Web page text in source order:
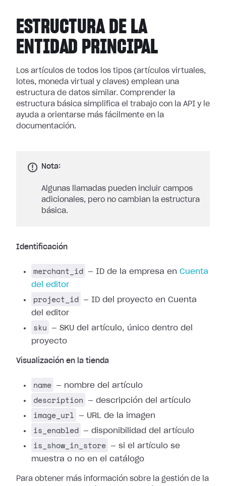
ESTRUCTURA DE LA
ENTIDAD PRINCIPAL
Los artículos de todos los tipos (artículos virtuales,
lotes, moneda virtual y claves) emplean una
estructura de datos similar. Comprender la
estructura básica simplifica el trabajo con la API y le
ayuda a orientarse más fácilmente en la
documentación.
Nota:
Algunas llamadas pueden incluir campos
adicionales, pero no cambian la estructura
básica.
Identificación
merchant_id — ID de la empresa en Cuenta
del editor
project_id
— ID del proyecto en Cuenta
del editor
sku
— SKU del artículo, único dentro del
proyecto
Visualización en la tienda
name — nombre del artículo
description — descripción del artículo
image_url — URL de la imagen
is_enabled — disponibilidad del artículo
is_show_in_store
— si el artículo se
muestra o no en el catálogo
Para obtener más información sobre la gestión de la